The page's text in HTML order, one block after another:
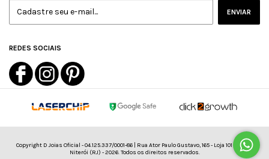
REDES SOCIAIS
Copyright D Joias Oficial - 04.125.337/0001-86 | Rua Ator Paulo Gustavo, 165 - Loja 101 - Icaraí,
Niterói (RJ) - 2026. Todos os direitos reservados.